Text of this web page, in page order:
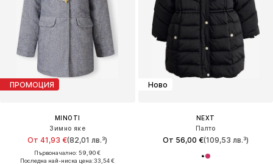
ПРОМОЦИЯ
MINOTI
Зимно яке
От 41,93 €(82,01 лв.³)
Първоначално: 59,90 €
Последна най-ниска цена:33,54 €
Ново
NEXT
Палто
От 56,00 €(109,53 лв.³)